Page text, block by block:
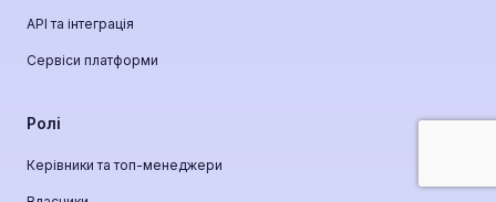
API та інтеграція
Сервіси платформи
Ролі
Керівники та топ-менеджери